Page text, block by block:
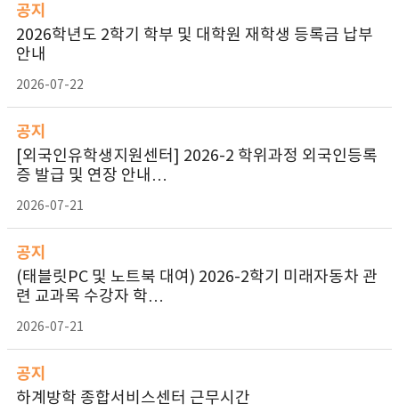
공지
2026학년도 2학기 학부 및 대학원 재학생 등록금 납부
안내
2026-07-22
공지
[외국인유학생지원센터] 2026-2 학위과정 외국인등록
증 발급 및 연장 안내…
2026-07-21
공지
(태블릿PC 및 노트북 대여) 2026-2학기 미래자동차 관
련 교과목 수강자 학…
2026-07-21
공지
하계방학 종합서비스센터 근무시간